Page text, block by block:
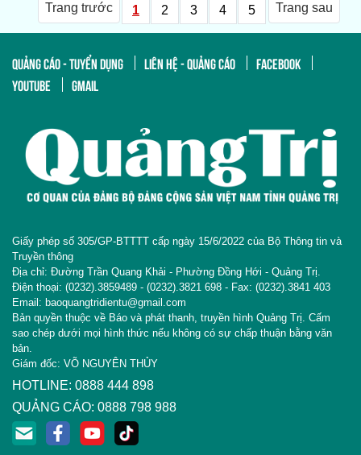
Trang trước 1 2 3 4 5 Trang sau
QUẢNG CÁO - TUYỂN DỤNG LIÊN HỆ - QUẢNG CÁO
FACEBOOK
YOUTUBE
GMAIL
Giấy phép số 305/GP-BTTTT cấp ngày 15/6/2022 của Bộ Thông tin và
Truyền thông
Địa chỉ: Đường Trần Quang Khải - Phường Đồng Hới - Quảng Trị.
Điện thoại: (0232).3859489 - (0232).3821 698 - Fax: (0232).3841 403
Email: baoquangtridientu@gmail.com
Bản quyền thuộc về Báo và phát thanh, truyền hình Quảng Trị. Cấm
sao chép dưới mọi hình thức nếu không có sự chấp thuận bằng văn
bản.
Giám đốc: VÕ NGUYÊN THỦY
HOTLINE: 0888 444 898
QUẢNG CÁO: 0888 798 988